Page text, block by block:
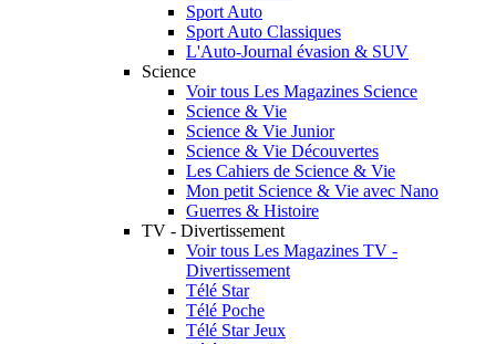
Sport Auto
Sport Auto Classiques
L'Auto-Journal évasion & SUV
Science
Voir tous Les Magazines Science
Science & Vie
Science & Vie Junior
Science & Vie Découvertes
Les Cahiers de Science & Vie
Mon petit Science & Vie avec Nano
Guerres & Histoire
TV - Divertissement
Voir tous Les Magazines TV -
Divertissement
Télé Star
Télé Poche
Télé Star Jeux